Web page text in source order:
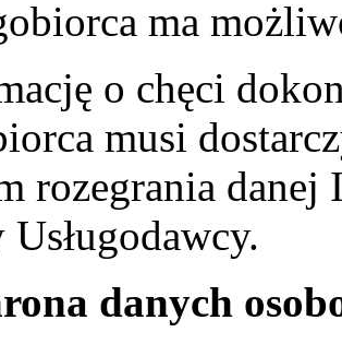
ma
o chęci
musi
rozegrania
danych